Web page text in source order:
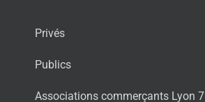
Privés
Publics
Associations commerçants Lyon 7